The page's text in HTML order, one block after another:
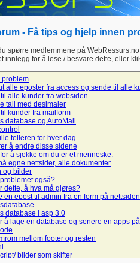
- Få tips og hjelp innen
spørre medlemmene på
innlegg for å lese / besvare dette, eller
problem
alle eposter fra access og sende til alle
alle kunder fra websiden
tall med desimaler
kunder fra mailform
database og AutoMail
telleren for hver dag
å endre disse sidene
å sjekke om du er et menneske.
egne nettsider, alle dokumenter
og bilder
også?
dette, å hva må gjøres?
en epost til admin fra en form på nettsiden
database i asp 3.0
å lage en database og senere en apps
mellom footer og resten
bilder som skifter